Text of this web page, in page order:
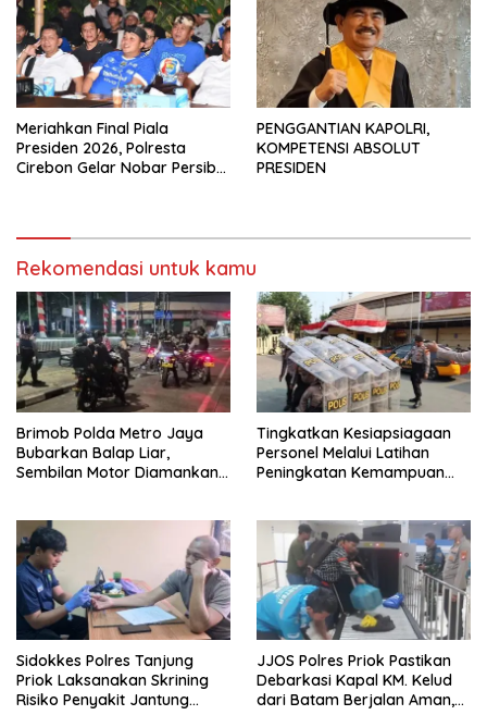
Meriahkan Final Piala
Presiden 2026, Polresta
Cirebon Gelar Nobar Persib
PENGGANTIAN KAPOLRI,
KOMPETENSI ABSOLUT
PRESIDEN
Rekomendasi untuk kamu
Brimob Polda Metro Jaya
Bubarkan Balap Liar,
Sembilan Motor Diamankan
Tingkatkan Kesiapsiagaan
Personel Melalui Latihan
Peningkatan Kemampuan
Sidokkes Polres Tanjung
Priok Laksanakan Skrining
Risiko Penyakit Jantung
JJOS Polres Priok Pastikan
Debarkasi Kapal KM. Kelud
dari Batam Berjalan Aman,